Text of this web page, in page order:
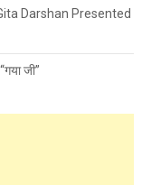
Darshan Presented
जी”